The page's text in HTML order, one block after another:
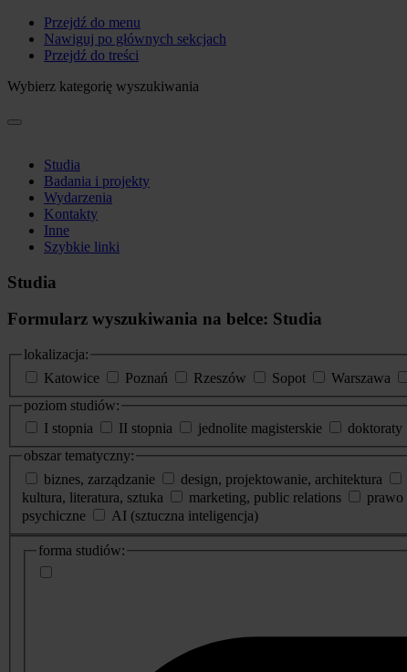
Przejdź do menu
Nawiguj po głównych sekcjach
Przejdź do treści
Wybierz kategorię wyszukiwania
Studia
Badania i projekty
Wydarzenia
Kontakty
Inne
Szybkie linki
Studia
Formularz wyszukiwania na belce: Studia
lokalizacja:
Katowice
Poznań Rzeszów Sopot Warszawa
poziom studiów:
I stopnia
II stopnia jednolite magisterskie doktoraty
obszar tematyczny:
biznes, zarządzanie
design, projektowanie, architektura
kultura, literatura, sztuka
marketing, public relations prawo
psychiczne
AI (sztuczna inteligencja)
dodatkowe
informacje
forma studiów: